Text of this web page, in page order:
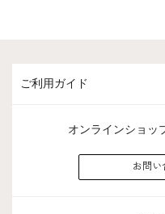
ご利用ガイド
オンラインショッ
お問い